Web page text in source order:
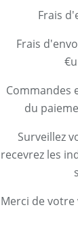
Frais
Frais
Commandes
du
Surveillez
recevrez les
Merci de